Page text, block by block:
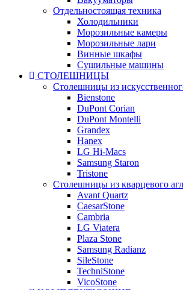
Отдельностоящая техника
Холодильники
Морозильные камеры
Морозильные лари
Винные шкафы
Сушильные машины
СТОЛЕШНИЦЫ
Столешницы из
Bienstone
DuPont Corian
DuPont Montelli
Grandex
Hanex
LG Hi-Macs
Samsung Staron
Tristone
Столешницы из кварцевого
Avant Quartz
CaesarStone
Cambria
LG Viatera
Plaza Stone
Samsung Radianz
SileStone
TechniStone
VicoStone